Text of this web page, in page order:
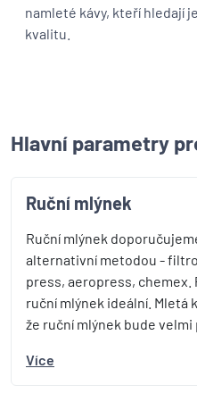
namleté kávy, kteří hledají
kvalitu.
Hlavní parametry
Ruční mlýnek
Ruční mlýnek
alternativní metodou -
press, aeropress,
ruční mlýnek ideální. Mletá
že ruční mlýnek bude velmi
Více